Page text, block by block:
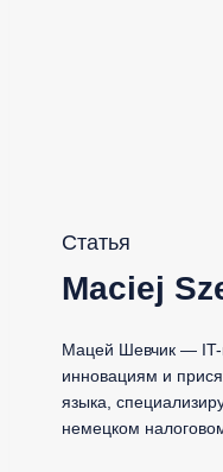
Статья
Maciej
Мацей Шевчик — IT-
инновациям и
языка,
немецком